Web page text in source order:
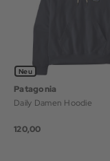
Neu
Patagonia
Daily Damen Hoodie
120,00